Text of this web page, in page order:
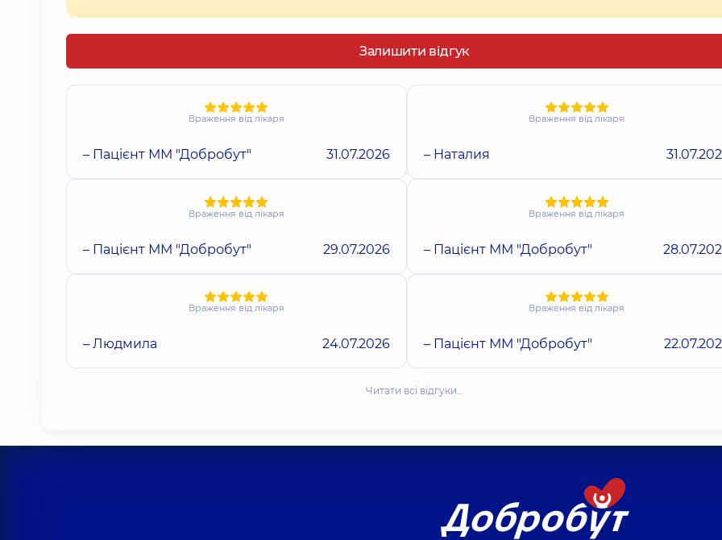
Залишити відгук
Враження від лікаря
– Пацієнт ММ "Добробут" 31.07.2026
Враження від лікаря
– Наталия
Враження від лікаря
– Пацієнт ММ "Добробут" 29.07.2026
Враження від лікаря
– Пацієнт ММ "Добробут"
Враження від лікаря
– Людмила 24.07.2026
Враження від лікаря
– Пацієнт ММ "Добробут"
Читати всі відгуки…